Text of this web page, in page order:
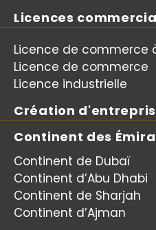
Licences
Licence de commerce
Licence de commerce
Licence industrielle
Création
Continent des
Continent de Dubaï
Continent d’Abu Dhabi
Continent de Sharjah
Continent d’Ajman